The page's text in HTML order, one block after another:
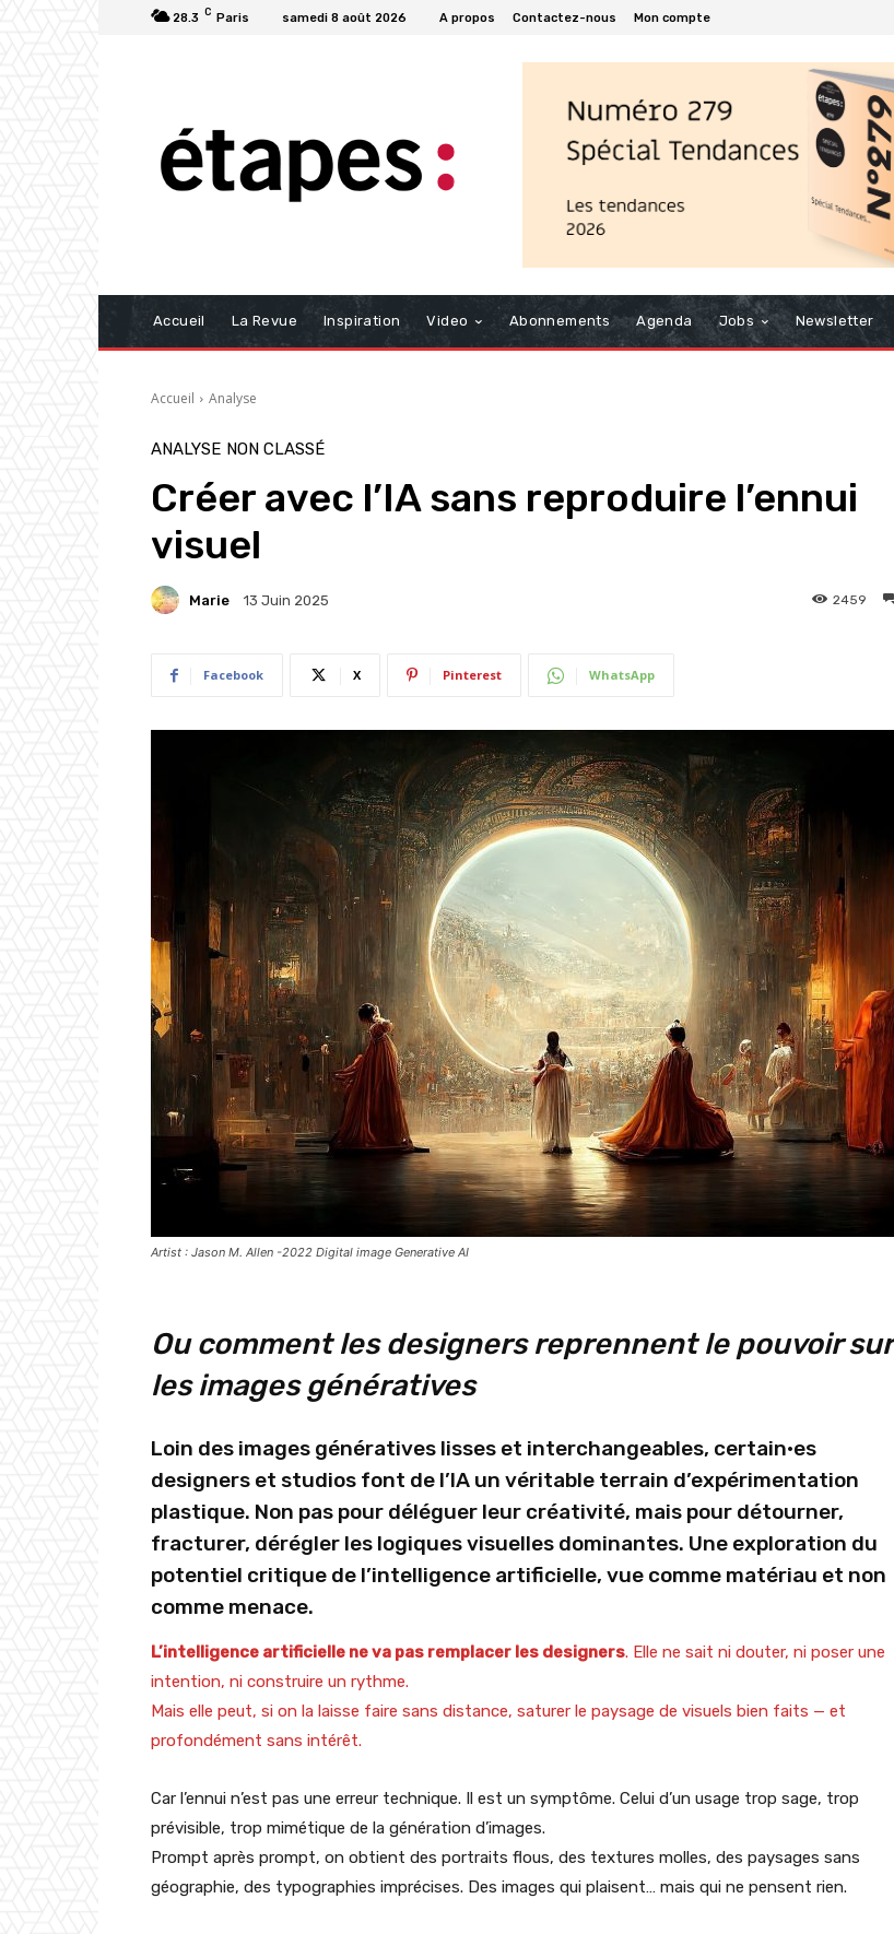
28.3 C Paris samedi 8 août 2026 A propos Contactez-nous Mon compte
Accueil La Revue Inspiration Video Abonnements Agenda Jobs Newsletter
Accueil Analyse
ANALYSE NON CLASSÉ
Créer avec l’IA sans reproduire l’ennui
visuel
Marie 13 Juin 2025 2459
Facebook X Pinterest WhatsApp
Artist : Jason M. Allen -2022 Digital image Generative AI
Ou comment les designers reprennent le pouvoir sur
les images génératives
Loin des images génératives lisses et interchangeables, certain·es
designers et studios font de l’IA un véritable terrain d’expérimentation
plastique. Non pas pour déléguer leur créativité, mais pour détourner,
fracturer, dérégler les logiques visuelles dominantes. Une exploration du
potentiel critique de l’intelligence artificielle, vue comme matériau et non
comme menace.
L’intelligence artificielle ne va pas remplacer les designers. Elle ne sait ni douter, ni poser une
intention, ni construire un rythme.
Mais elle peut, si on la laisse faire sans distance, saturer le paysage de visuels bien faits — et
profondément sans intérêt.
Car l’ennui n’est pas une erreur technique. Il est un symptôme. Celui d’un usage trop sage, trop
prévisible, trop mimétique de la génération d’images.
Prompt après prompt, on obtient des portraits flous, des textures molles, des paysages sans
géographie, des typographies imprécises. Des images qui plaisent… mais qui ne pensent rien.